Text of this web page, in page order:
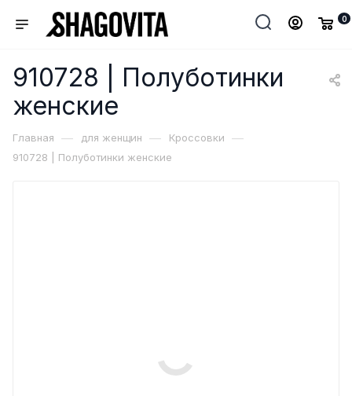
0
910728 | Полуботинки
женские
Главная — для женщин — Кроссовки —
910728 | Полуботинки женские